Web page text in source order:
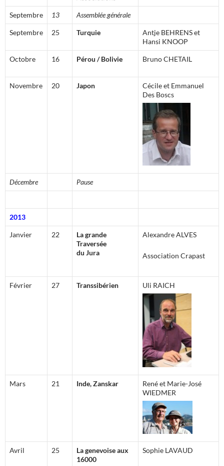
Septembre 13 Assemblée générale
Septembre 25 Turquie
Antje BEHRENS et
Hansi KNOOP
Octobre 16 Pérou / Bolivie Bruno CHETAIL
Novembre 20 Japon
Cécile et Emmanuel
Des Boscs
Décembre Pause
2013
Janvier 22
La grande
Traversée
du Jura
Alexandre ALVES
Association Crapast
Février 27 Transsibérien Uli RAICH
Mars 21 Inde, Zanskar
René et Marie-José
WIEDMER
Avril 25
La genevoise aux
16000
Sophie LAVAUD